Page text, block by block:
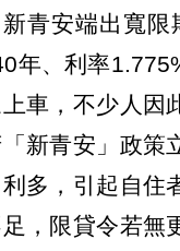
青安端出寬限
年、利率
車，不少人因
新青安」政策
多，引起自住
，限貸令若無